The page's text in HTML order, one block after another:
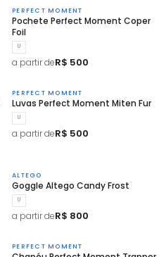
PERFECT MOMENT
Pochete Perfect Moment Coper
Foil
U
a partir deR$ 500
PERFECT MOMENT
Luvas Perfect Moment Miten Fur
U
a partir deR$ 500
ALTEGO
Goggle Altego Candy Frost
U
a partir deR$ 800
PERFECT MOMENT